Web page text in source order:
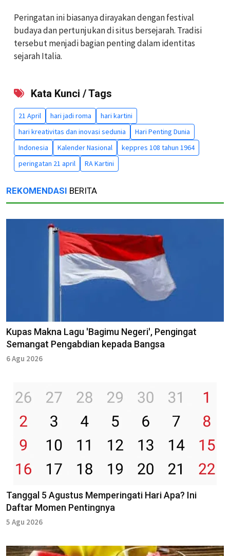
Peringatan ini biasanya dirayakan dengan festival
budaya dan pertunjukan di situs bersejarah. Tradisi
tersebut menjadi bagian penting dalam identitas
sejarah Italia.
Kata Kunci / Tags
21 April hari jadi roma
hari kartini
hari kreativitas dan inovasi sedunia
Hari Penting Dunia
Indonesia
Kalender Nasional
keppres 108 tahun 1964
peringatan 21 april
RA Kartini
REKOMENDASI BERITA
Kupas Makna Lagu 'Bagimu Negeri', Pengingat
Semangat Pengabdian kepada Bangsa
6 Agu 2026
Tanggal 5 Agustus Memperingati Hari Apa? Ini
Daftar Momen Pentingnya
5 Agu 2026